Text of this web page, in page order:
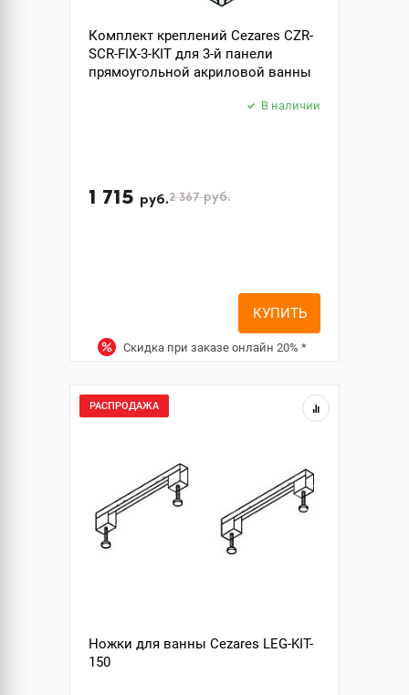
Комплект креплений Cezares CZR-
SCR-FIX-3-KIT для 3-й панели
прямоугольной акриловой ванны
В наличии
1 715 руб.2 367руб.
КУПИТЬ
Скидка при заказе онлайн 20% *
РАСПРОДАЖА
Ножки для ванны Cezares LEG-KIT-
150